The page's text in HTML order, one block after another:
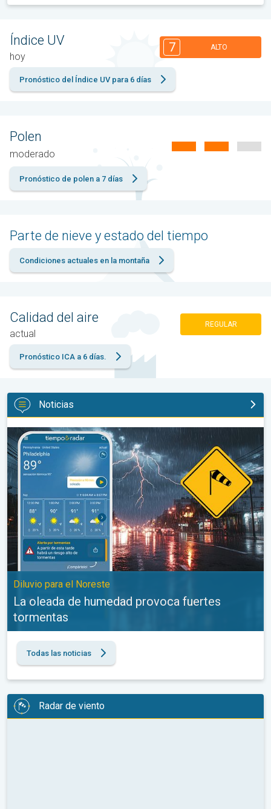
Índice UV
hoy
7 ALTO
Pronóstico del Índice UV para 6 días
Polen
moderado
Pronóstico de polen a 7 días
Parte de nieve y estado del tiempo
Condiciones actuales en la montaña
Calidad del aire
actual
REGULAR
Pronóstico ICA a 6 días.
Noticias
La oleada de humedad provoca fuertes tormentas. Diluvio
Diluvio para el Noreste
La oleada de humedad provoca fuertes
tormentas
Todas las noticias
Radar de viento